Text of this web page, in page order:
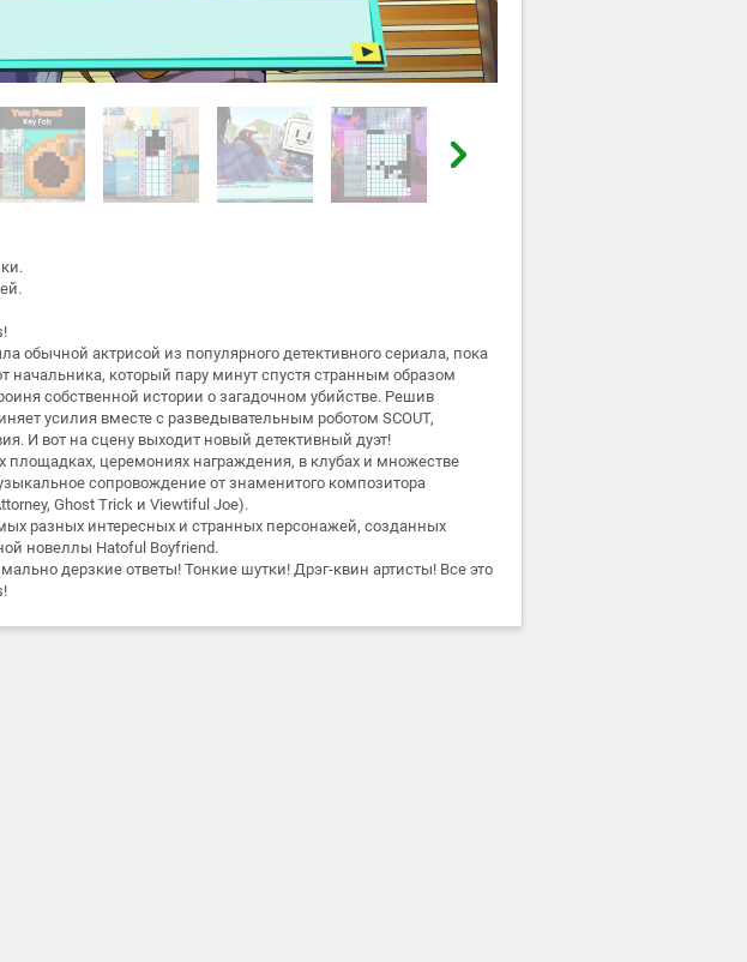
обычной актрисой из популярного детективного сериала, пока
начальника, который пару минут спустя странным образом
собственной истории о загадочном убийстве. Решив
усилия вместе с разведывательным роботом SCOUT,
И вот на сцену выходит новый детективный дуэт!
площадках, церемониях награждения, в клубах и множестве
сопровождение от знаменитого композитора
Ghost Trick и Viewtiful Joe).
разных интересных и странных персонажей, созданных
новеллы Hatoful Boyfriend.
дерзкие ответы! Тонкие шутки! Дрэг-квин артисты! Все это